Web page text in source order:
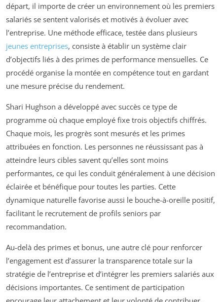
départ, il importe de créer un environnement où les premiers
salariés se sentent valorisés et motivés à évoluer avec
l’entreprise. Une méthode efficace, testée dans plusieurs
jeunes entreprises, consiste à établir un système clair
d’objectifs liés à des primes de performance mensuelles. Ce
procédé organise la montée en compétence tout en gardant
une mesure précise du rendement.
Shari Hughson a développé avec succès ce type de
programme où chaque employé fixe trois objectifs chiffrés.
Chaque mois, les progrès sont mesurés et les primes
attribuées en fonction. Les personnes ne réussissant pas à
atteindre leurs cibles savent qu’elles sont moins
performantes, ce qui les conduit généralement à une décision
éclairée et bénéfique pour toutes les parties. Cette
dynamique naturelle favorise aussi le bouche-à-oreille positif,
facilitant le recrutement de profils seniors par
recommandation.
Au-delà des primes et bonus, une autre clé pour renforcer
l’engagement est d’assurer la transparence totale sur la
stratégie de l’entreprise et d’intégrer les premiers salariés aux
décisions importantes. Ce sentiment de participation